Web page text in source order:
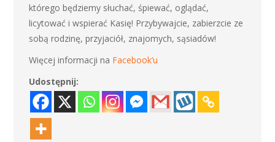
którego będziemy słuchać, śpiewać, oglądać,
licytować i wspierać Kasię! Przybywajcie, zabierzcie ze
sobą rodzinę, przyjaciół, znajomych, sąsiadów!
Więcej informacji na Facebook’u
Udostępnij: